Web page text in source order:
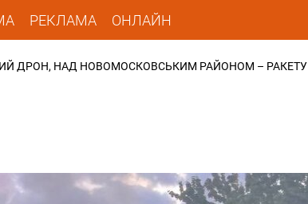
РЕКЛАМА ОНЛАЙН
ДРОН, НАД НОВОМОСКОВСЬКИМ РАЙОНОМ – РАКЕТУ